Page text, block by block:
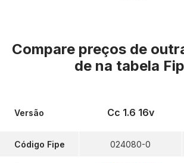
Compare preços de
de na tabela
Versão
Código Fipe
Cc 1.6 16v
024080-0